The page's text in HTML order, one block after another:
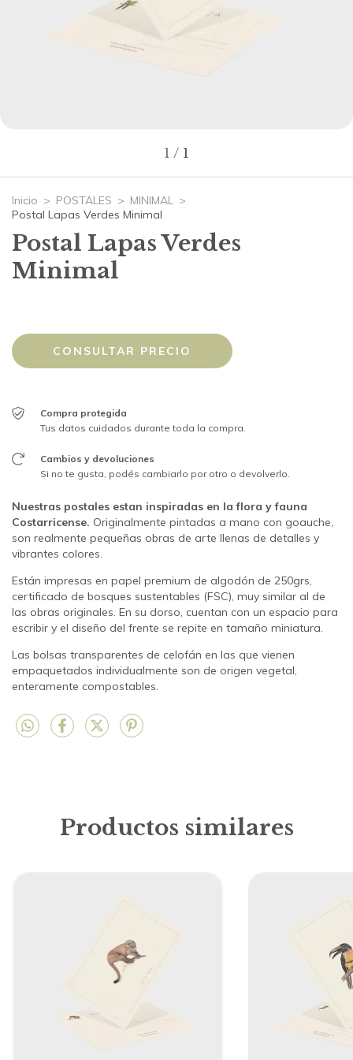
1 / 1
Inicio > POSTALES > MINIMAL >
Postal Lapas Verdes Minimal
Postal Lapas Verdes
Minimal
Compra protegida
Tus datos cuidados durante toda la compra.
Cambios y devoluciones
Si no te gusta, podés cambiarlo por otro o devolverlo.
Nuestras postales estan inspiradas en la flora y fauna
Costarricense. Originalmente pintadas a mano con goauche,
son realmente pequeñas obras de arte llenas de detalles y
vibrantes colores.
Están impresas en papel premium de algodón de 250grs,
certificado de bosques sustentables (FSC), muy similar al de
las obras originales. En su dorso, cuentan con un espacio para
escribir y el diseño del frente se repite en tamaño miniatura.
Las bolsas transparentes de celofán en las que vienen
empaquetados individualmente son de origen vegetal,
enteramente compostables.
Productos similares